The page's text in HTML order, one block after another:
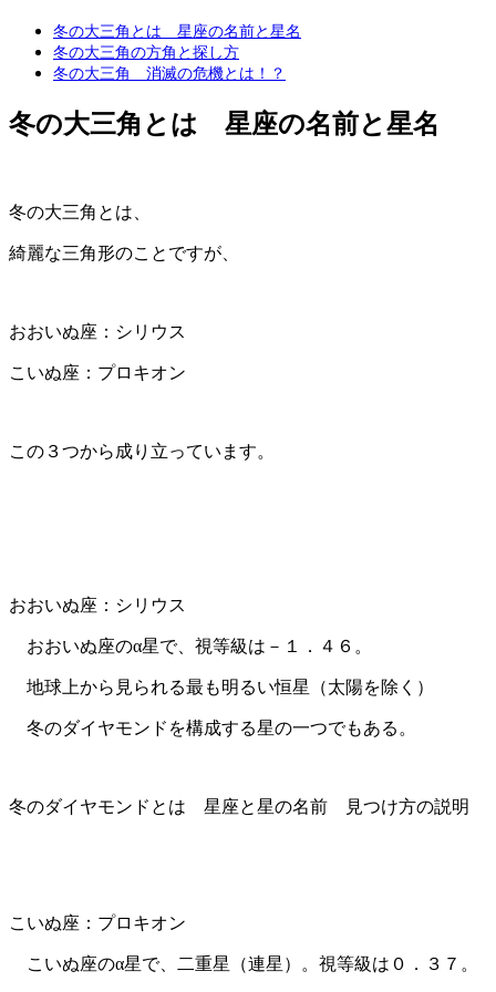
冬の大三角とは 星座の名前と星名
冬の大三角の方角と探し方
冬の大三角 消滅の危機とは！？
冬の大三角とは 星座の名前と星名
冬の大三角とは、
綺麗な三角形のことですが、
おおいぬ座：シリウス
こいぬ座：プロキオン
この３つから成り立っています。
おおいぬ座：シリウス
おおいぬ座のα星で、視等級は－１．４６。
地球上から見られる最も明るい恒星（太陽を除く）
冬のダイヤモンドを構成する星の一つでもある。
冬のダイヤモンドとは 星座と星の名前 見つけ方の説明
こいぬ座：プロキオン
こいぬ座のα星で、二重星（連星）。視等級は０．３７。